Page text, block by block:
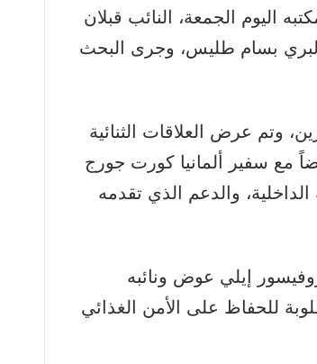
اليوم الجمعة، النائب قبلان
البري بسام طليس، وجرى البحث
وتم عرض العلاقات الثنائية
مع سفير ألمانيا كورت جورج
والدعم الذي تقدمه
إيلي عوض ونائبه
للحفاظ على الأمن الغذائي